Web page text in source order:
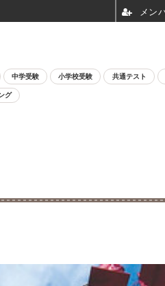
中学受験 小学校受験 共通テスト
グ